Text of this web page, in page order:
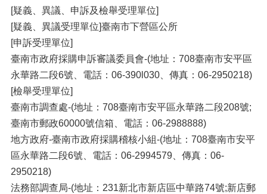
[疑義、異議、申訴及檢舉受理單位]
[疑義、異議受理單位]臺南市下營區公所
[申訴受理單位]
臺南市政府採購申訴審議委員會-(地址：708臺南市安平區
永華路二段6號、電話：06-390l030、傳真：06-2950218)
[檢舉受理單位]
臺南市調查處-(地址：708臺南市安平區永華路二段208號;
臺南市郵政60000號信箱、電話：06-2988888)
地方政府-臺南市政府採購稽核小組-(地址：708臺南市安平
區永華路二段6號、電話：06-2994579、傳真：06-
2950218)
法務部調查局-(地址：231新北市新店區中華路74號;新店郵